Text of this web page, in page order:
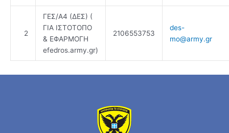
2
ΓΕΣ/Α4 (ΔΕΣ) (
ΓΙΑ ΙΣΤΟΤΟΠΟ
& ΕΦΑΡΜΟΓΗ
efedros.army.gr)
2106553753
des-
mo@army.gr